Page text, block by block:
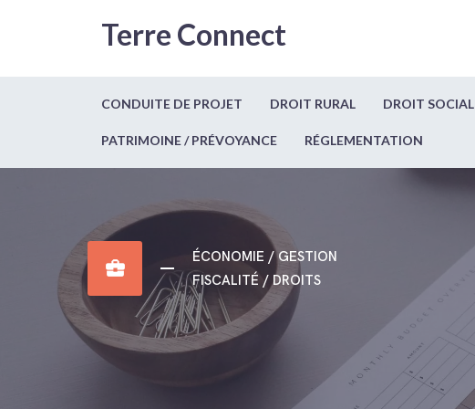
Terre Connect
CONDUITE DE PROJET DROIT RURAL DROIT SOCIAL
PATRIMOINE / PRÉVOYANCE RÉGLEMENTATION
business_center
ÉCONOMIE / GESTION
FISCALITÉ / DROITS